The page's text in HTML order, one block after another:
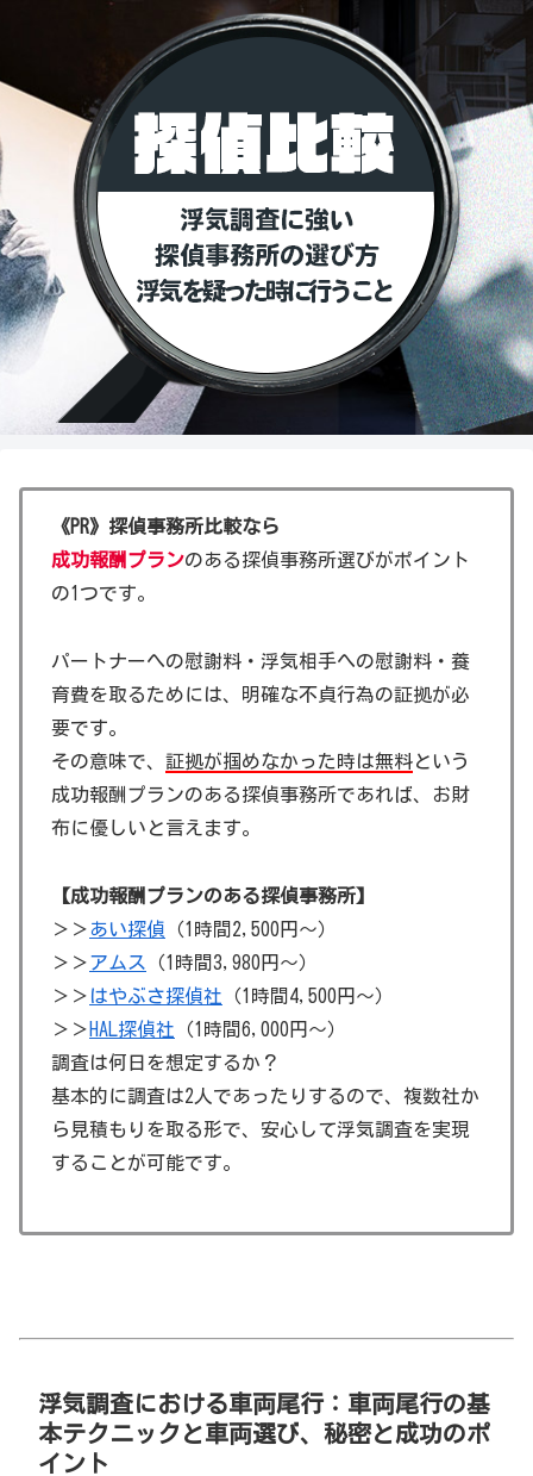
《PR》探偵事務所比較なら
成功報酬プランのある探偵事務所選びがポイント
の1つです。
パートナーへの慰謝料・浮気相手への慰謝料・養
育費を取るためには、明確な不貞行為の証拠が必
要です。
その意味で、 証拠が掴めなかった時は無料という
成功報酬プランのある探偵事務所であれば、お財
布に優しいと言えます。
【成功報酬プランのある探偵事務所】
＞＞あい探偵 （1時間2,500円～）
＞＞アムス
（1時間3,980円～）
＞＞ はやぶさ探偵社 （1時間4,500円～）
＞＞ HAL探偵社 （1時間6,000円～）
調査は何日を想定するか？
基本的に調査は2人であったりするので、複数社か
ら見積もりを取る形で、安心して浮気調査を実現
することが可能です。
浮気調査における車両尾行：車両尾行の基
本テクニックと車両選び、秘密と成功のポ
イント